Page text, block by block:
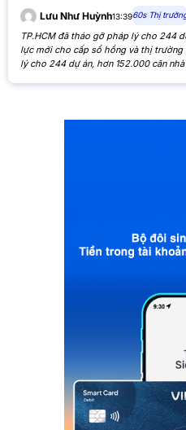
Lưu Như Huỳnh13:3960s Thị
TP.HCM đã tháo gỡ pháp lý cho 244
lực mới cho cấp sổ hồng và thị
lý cho 244 dự án, hơn 152.000 căn